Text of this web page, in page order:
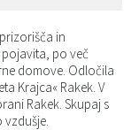
in
po več
domove. Odločila
Krajca« Rakek. V
Rakek. Skupaj s